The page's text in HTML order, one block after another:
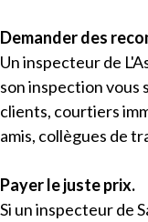
Demander des
Un inspecteur de
son inspection vous
clients, courtiers
amis, collègues de
Payer le juste prix.
Si un inspecteur de